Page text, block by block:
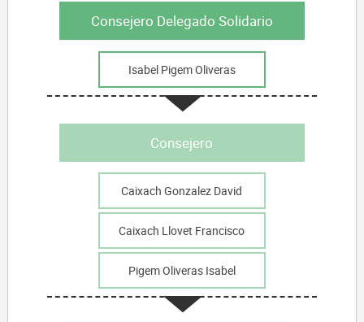
Consejero Delegado Solidario
Isabel Pigem Oliveras
Consejero
Caixach Gonzalez David
Caixach Llovet Francisco
Pigem Oliveras Isabel